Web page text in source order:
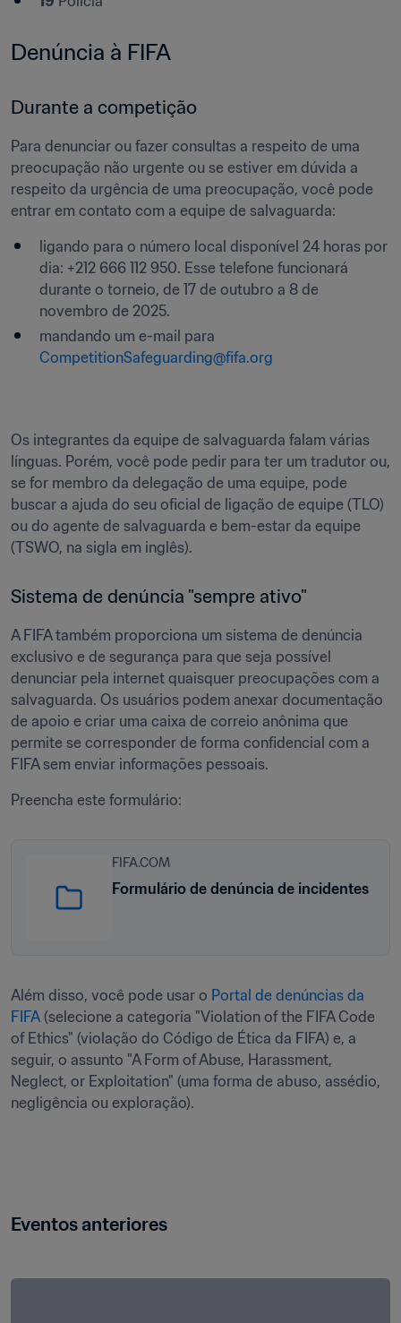
Denúncia à FIFA
Durante a competição
Para denunciar ou fazer consultas a respeito de uma
preocupação não urgente ou se estiver em dúvida a
respeito da urgência de uma preocupação, você pode
entrar em contato com a equipe de salvaguarda:
ligando para o número local disponível 24 horas por
dia: +212 666 112 950. Esse telefone funcionará
durante o torneio, de 17 de outubro a 8 de
novembro de 2025.
CompetitionSafeguarding@fifa.org
Os integrantes da equipe de salvaguarda falam várias
línguas. Porém, você pode pedir para ter um tradutor ou,
se for membro da delegação de uma equipe, pode
buscar a ajuda do seu oficial de ligação de equipe (TLO)
ou do agente de salvaguarda e bem-estar da equipe
(TSWO, na sigla em inglês).
Sistema de denúncia "sempre ativo"
A FIFA também proporciona um sistema de denúncia
exclusivo e de segurança para que seja possível
denunciar pela internet quaisquer preocupações com a
salvaguarda. Os usuários podem anexar documentação
de apoio e criar uma caixa de correio anônima que
permite se corresponder de forma confidencial com a
FIFA sem enviar informações pessoais.
Preencha este formulário:
FIFA.COM
Formulário de denúncia de incidentes
Além disso, você pode usar o Portal de denúncias da
FIFA (selecione a categoria "Violation of the FIFA Code
of Ethics" (violação do Código de Ética da FIFA) e, a
seguir, o assunto "A Form of Abuse, Harassment,
Neglect, or Exploitation" (uma forma de abuso, assédio,
negligência ou exploração).
Eventos anteriores